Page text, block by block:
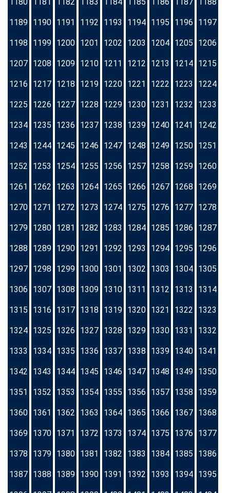
1189 1190 1191 1192 1193 1194 1195 1196 1197
1198 1199 1200 1201 1202 1203 1204 1205 1206
1207 1208 1209 1210 1211 1212 1213 1214 1215
1216 1217 1218 1219 1220 1221 1222 1223 1224
1225 1226 1227 1228 1229 1230 1231 1232 1233
1234 1235 1236 1237 1238 1239 1240 1241 1242
1243 1244 1245 1246 1247 1248 1249 1250 1251
1252 1253 1254 1255 1256 1257 1258 1259 1260
1261 1262 1263 1264 1265 1266 1267 1268 1269
1270 1271 1272 1273 1274 1275 1276 1277 1278
1279 1280 1281 1282 1283 1284 1285 1286 1287
1288 1289 1290 1291 1292 1293 1294 1295 1296
1297 1298 1299 1300 1301 1302 1303 1304 1305
1306 1307 1308 1309 1310 1311 1312 1313 1314
1315 1316 1317 1318 1319 1320 1321 1322 1323
1324 1325 1326 1327 1328 1329 1330 1331 1332
1333 1334 1335 1336 1337 1338 1339 1340 1341
1342 1343 1344 1345 1346 1347 1348 1349 1350
1351 1352 1353 1354 1355 1356 1357 1358 1359
1360 1361 1362 1363 1364 1365 1366 1367 1368
1369 1370 1371 1372 1373 1374 1375 1376 1377
1378 1379 1380 1381 1382 1383 1384 1385 1386
1387 1388 1389 1390 1391 1392 1393 1394 1395